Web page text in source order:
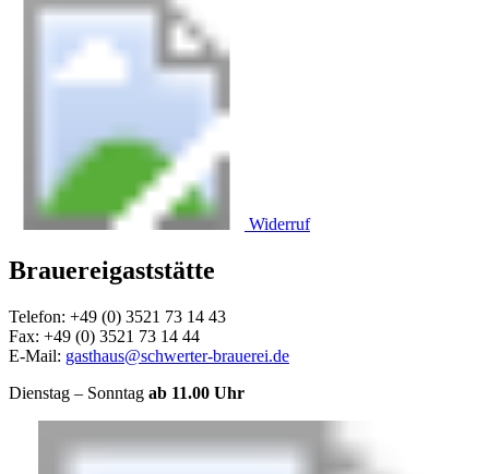
Widerruf
Brauereigaststätte
Telefon: +49 (0) 3521 73 14 43
Fax: +49 (0) 3521 73 14 44
E-Mail: gasthaus@schwerter-brauerei.de
Dienstag – Sonntag ab 11.00 Uhr